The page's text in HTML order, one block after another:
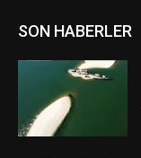
SON HABERLER